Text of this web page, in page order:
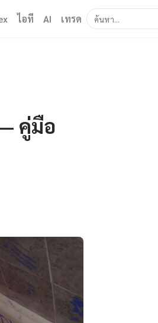
ไอที AI เทรด
คู่มือ